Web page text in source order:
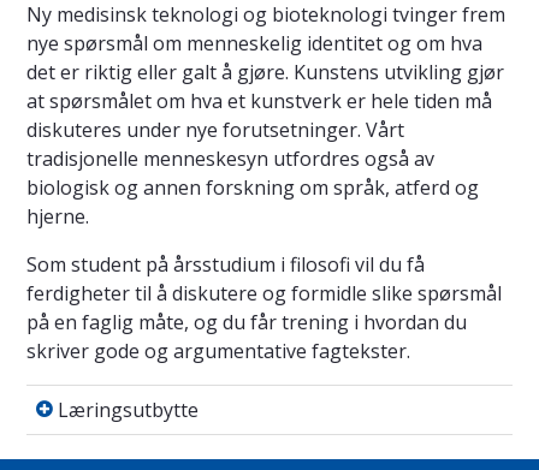
Ny medisinsk teknologi og bioteknologi tvinger frem
nye spørsmål om menneskelig identitet og om hva
det er riktig eller galt å gjøre. Kunstens utvikling gjør
at spørsmålet om hva et kunstverk er hele tiden må
diskuteres under nye forutsetninger. Vårt
tradisjonelle menneskesyn utfordres også av
biologisk og annen forskning om språk, atferd og
hjerne.
Som student på årsstudium i filosofi vil du få
ferdigheter til å diskutere og formidle slike spørsmål
på en faglig måte, og du får trening i hvordan du
skriver gode og argumentative fagtekster.
Læringsutbytte
Læringsutbytte